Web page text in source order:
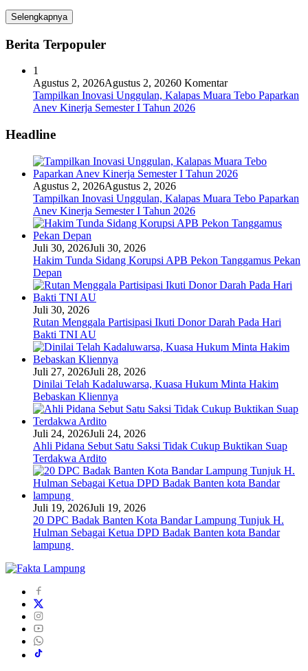
Selengkapnya
Berita Terpopuler
1
Agustus 2, 2026Agustus 2, 20260 Komentar
Tampilkan Inovasi Unggulan, Kalapas Muara Tebo Paparkan
Anev Kinerja Semester I Tahun 2026
Headline
Agustus 2, 2026Agustus 2, 2026
Tampilkan Inovasi Unggulan, Kalapas Muara Tebo Paparkan
Anev Kinerja Semester I Tahun 2026
Juli 30, 2026Juli 30, 2026
Hakim Tunda Sidang Korupsi APB Pekon Tanggamus Pekan
Depan
Juli 30, 2026
Rutan Menggala Partisipasi Ikuti Donor Darah Pada Hari
Bakti TNI AU
Juli 27, 2026Juli 28, 2026
Dinilai Telah Kadaluwarsa, Kuasa Hukum Minta Hakim
Bebaskan Kliennya
Juli 24, 2026Juli 24, 2026
Ahli Pidana Sebut Satu Saksi Tidak Cukup Buktikan Suap
Terdakwa Ardito
Juli 19, 2026Juli 19, 2026
20 DPC Badak Banten Kota Bandar Lampung Tunjuk H.
Hulman Sebagai Ketua DPD Badak Banten kota Bandar
lampung